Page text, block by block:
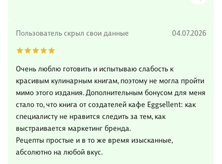
Пользователь скрыл свои данные 04.07.2026
Очень люблю готовить и испытываю слабость к
красивым кулинарным книгам, поэтому не могла пройти
мимо этого издания. Дополнительным бонусом для меня
стало то, что книга от создателей кафе Eggsellent: как
специалисту не нравится следить за тем, как
выстраивается маркетинг бренда.
Рецепты простые и в то же время изысканные,
абсолютно на любой вкус.